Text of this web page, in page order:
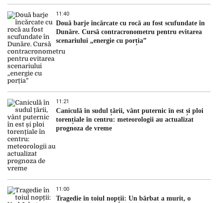
11:40
Două barje încărcate cu rocă au fost scufundate în
Dunăre. Cursă contracronometru pentru evitarea
scenariului „energie cu porția”
11:21
Caniculă în sudul țării, vânt puternic în est și ploi
torențiale în centru: meteorologii au actualizat
prognoza de vreme
11:00
Tragedie în toiul nopții: Un bărbat a murit, o